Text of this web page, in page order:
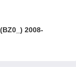
2008-